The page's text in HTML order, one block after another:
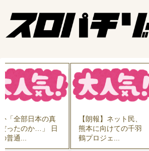
「全部日本の真
ったのか…」 日
普通...
【朗報】ネット民、
熊本に向けての千羽
鶴プロジェ...